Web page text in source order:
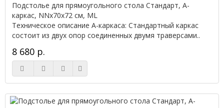
Подстолье для прямоугольного стола Стандарт, А-
каркас, NNx70х72 см, ML
Техническое описание А-каркаса: Стандартный каркас
состоит из двух опор соединенных двумя траверсами..
8 680 р.